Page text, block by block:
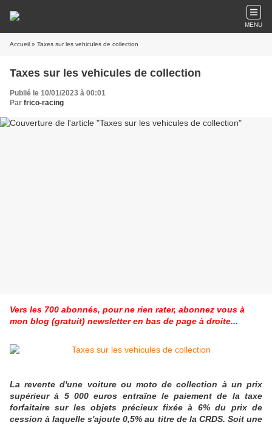
MENU
Accueil » Taxes sur les vehicules de collection
Taxes sur les vehicules de collection
Publié le 10/01/2023 à 00:01
Par frico-racing
Vers les 700 abonnés, pour ne rien rater, abonnez vous à
mon blog (gratuit) newsletter en bas de page à droite...
La revente d'une voiture ou moto de collection à un prix
supérieur à 5 000 euros entraîne le paiement de la taxe
forfaitaire sur les objets précieux fixée à 6% du prix de
cession à laquelle s'ajoute 0,5% au titre de la CRDS. Soit une